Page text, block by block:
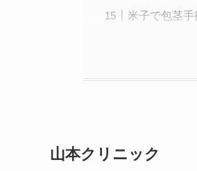
米子で包茎
山本クリニック